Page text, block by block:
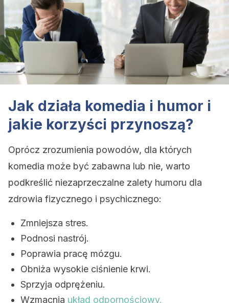
Jak działa komedia i humor i
jakie korzyści przynoszą?
Oprócz zrozumienia powodów, dla których
komedia może być zabawna lub nie, warto
podkreślić niezaprzeczalne zalety humoru dla
zdrowia fizycznego i psychicznego:
Zmniejsza stres.
Podnosi nastrój.
Poprawia pracę mózgu.
Obniża wysokie ciśnienie krwi.
Sprzyja odprężeniu.
Wzmacnia układ odpornościowy.